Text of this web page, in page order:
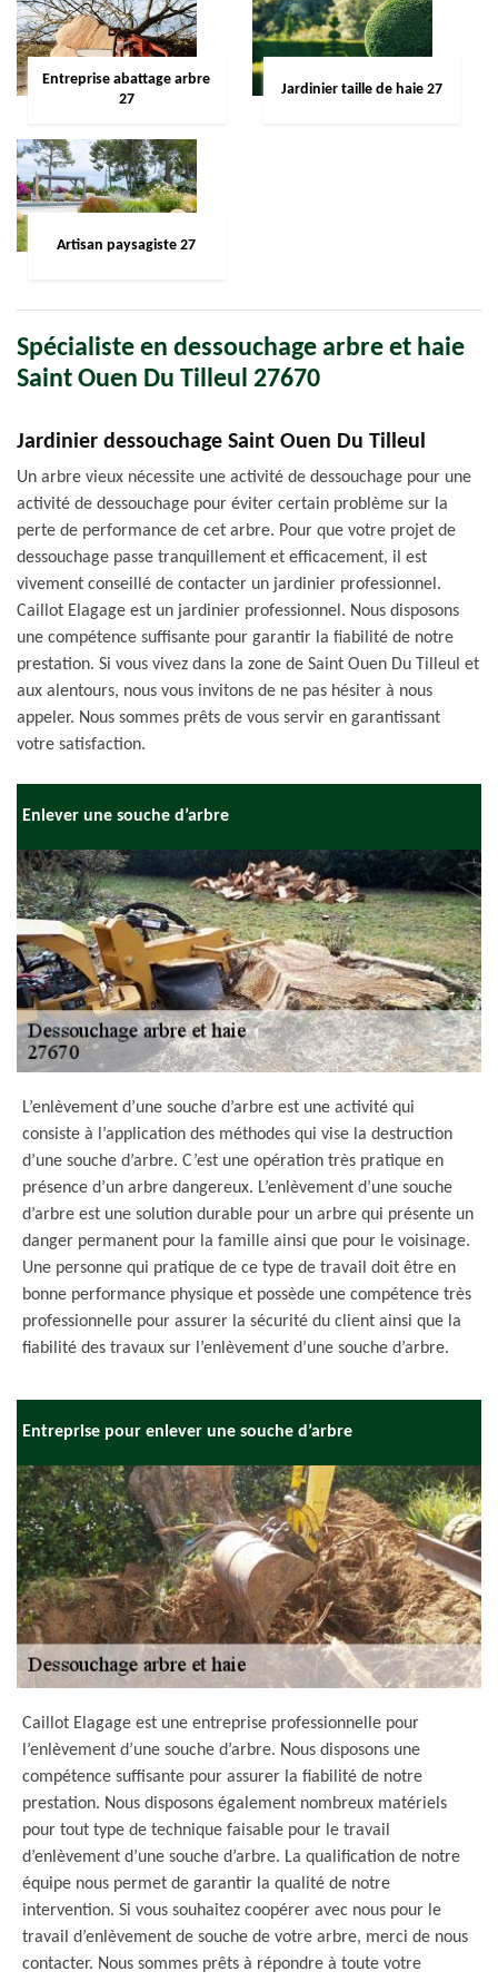
Entreprise abattage arbre
27
Jardinier taille de haie 27
Artisan paysagiste 27
Spécialiste en dessouchage arbre et haie
Saint Ouen Du Tilleul 27670
Jardinier dessouchage Saint Ouen Du Tilleul
Un arbre vieux nécessite une activité de dessouchage pour une
activité de dessouchage pour éviter certain problème sur la
perte de performance de cet arbre. Pour que votre projet de
dessouchage passe tranquillement et efficacement, il est
vivement conseillé de contacter un jardinier professionnel.
Caillot Elagage est un jardinier professionnel. Nous disposons
une compétence suffisante pour garantir la fiabilité de notre
prestation. Si vous vivez dans la zone de Saint Ouen Du Tilleul et
aux alentours, nous vous invitons de ne pas hésiter à nous
appeler. Nous sommes prêts de vous servir en garantissant
votre satisfaction.
Enlever une souche d’arbre
L’enlèvement d’une souche d’arbre est une activité qui
consiste à l’application des méthodes qui vise la destruction
d’une souche d’arbre. C’est une opération très pratique en
présence d’un arbre dangereux. L’enlèvement d’une souche
d’arbre est une solution durable pour un arbre qui présente un
danger permanent pour la famille ainsi que pour le voisinage.
Une personne qui pratique de ce type de travail doit être en
bonne performance physique et possède une compétence très
professionnelle pour assurer la sécurité du client ainsi que la
fiabilité des travaux sur l’enlèvement d’une souche d’arbre.
Entreprise pour enlever une souche d’arbre
Caillot Elagage est une entreprise professionnelle pour
l’enlèvement d’une souche d’arbre. Nous disposons une
compétence suffisante pour assurer la fiabilité de notre
prestation. Nous disposons également nombreux matériels
pour tout type de technique faisable pour le travail
d’enlèvement d’une souche d’arbre. La qualification de notre
équipe nous permet de garantir la qualité de notre
intervention. Si vous souhaitez coopérer avec nous pour le
travail d’enlèvement de souche de votre arbre, merci de nous
contacter. Nous sommes prêts à répondre à toute votre